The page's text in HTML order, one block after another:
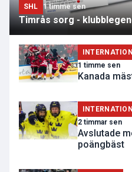
SHL 1 timme sen
Timrås sorg -
1 timme sen
Kanada
2 timmar sen
Avslutade
poängbäst